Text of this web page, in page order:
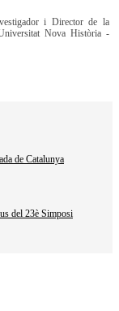
i Director de la
Nova Història -
de Catalunya
del 23è Simposi